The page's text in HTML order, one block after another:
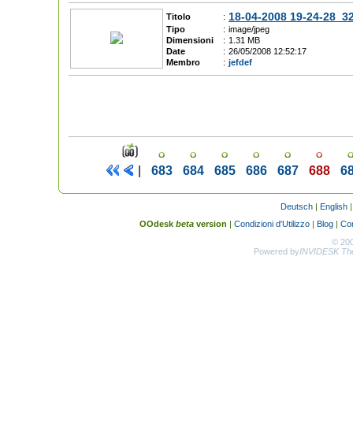
Titolo : 18-04-2008 19-24-
Tipo : image/jpeg
Dimensioni
: 1.31 MB
Date
: 26/05/2008 12:52:17
Membro
: jefdef
683 684 685 686 687 688
Deutsch | English
OOdesk betaversion | Condizioni d'Utilizzo| Blog|
©
Powered byINVIDESK